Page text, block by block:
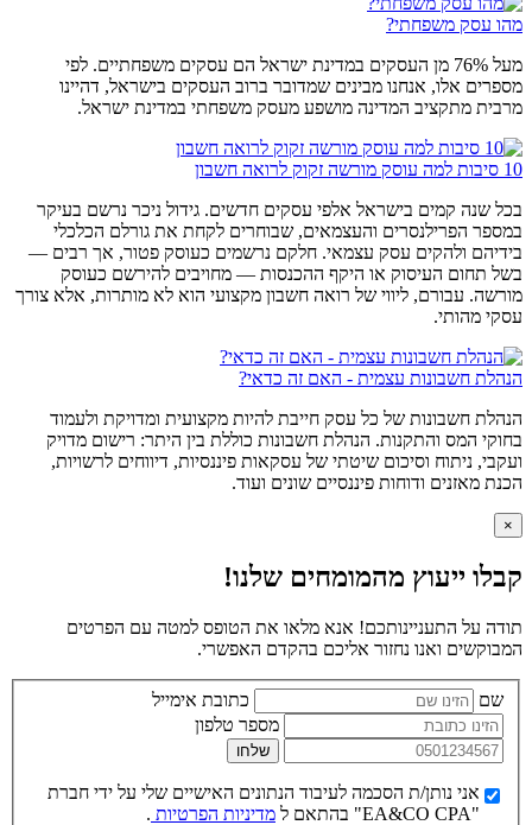
מהו עסק משפחתי?
מעל 76% מן העסקים במדינת ישראל הם עסקים משפחתיים. לפי
מספרים אלו, אנחנו מבינים שמדובר ברוב העסקים בישראל, דהיינו
מרבית מתקציב המדינה מושפע מעסק משפחתי במדינת ישראל.
10 סיבות למה עוסק מורשה זקוק לרואה חשבון
בכל שנה קמים בישראל אלפי עסקים חדשים. גידול ניכר נרשם בעיקר
במספר הפרילנסרים והעצמאים, שבוחרים לקחת את גורלם הכלכלי
בידיהם ולהקים עסק עצמאי. חלקם נרשמים כעוסק פטור, אך רבים —
בשל תחום העיסוק או היקף ההכנסות — מחויבים להירשם כעוסק
מורשה. עבורם, ליווי של רואה חשבון מקצועי הוא לא מותרות, אלא צורך
עסקי מהותי.
הנהלת חשבונות עצמית - האם זה כדאי?
הנהלת חשבונות של כל עסק חייבת להיות מקצועית ומדויקת ולעמוד
בחוקי המס והתקנות. הנהלת חשבונות כוללת בין היתר: רישום מדויק
ועקבי, ניתוח וסיכום שיטתי של עסקאות פיננסיות, דיווחים לרשויות,
הכנת מאזנים ודוחות פיננסיים שונים ועוד.
×
קבלו ייעוץ מהמומחים שלנו!
תודה על התעניינותכם! אנא מלאו את הטופס למטה עם הפרטים
המבוקשים ואנו נחזור אליכם בהקדם האפשרי.
שם
כתובת אימייל
מספר טלפון
שלחו
אני נותן/ת הסכמה לעיבוד הנתונים האישיים שלי על ידי חברת
"EA&CO CPA" בהתאם ל
מדיניות הפרטיות .